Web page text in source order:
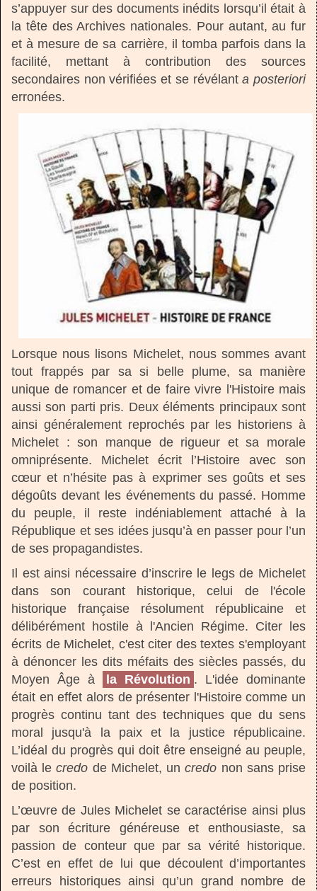
s’appuyer sur des documents inédits lorsqu’il était à
la tête des Archives nationales. Pour autant, au fur
et à mesure de sa carrière, il tomba parfois dans la
facilité, mettant à contribution des sources
secondaires non vérifiées et se révélanta posteriori
erronées.
Lorsque nous lisons Michelet, nous sommes avant
tout frappés par sa si belle plume, sa manière
unique de romancer et de faire vivre l'Histoire mais
aussi son parti pris. Deux éléments principaux sont
ainsi généralement reprochés par les historiens à
Michelet : son manque de rigueur et sa morale
omniprésente. Michelet écrit l’Histoire avec son
cœur et n’hésite pas à exprimer ses goûts et ses
dégoûts devant les événements du passé. Homme
du peuple, il reste indéniablement attaché à la
République et ses idées jusqu’à en passer pour l’un
de ses propagandistes.
Il est ainsi nécessaire d’inscrire le legs de Michelet
dans son courant historique, celui de l'école
historique française résolument républicaine et
délibérément hostile à l'Ancien Régime. Citer les
écrits de Michelet, c'est citer des textes s'employant
à dénoncer les dits méfaits des siècles passés, du
Moyen Âge à
la Révolution . L'idée dominante
était en effet alors de présenter l'Histoire comme un
progrès continu tant des techniques que du sens
moral jusqu'à la paix et la justice républicaine.
L’idéal du progrès qui doit être enseigné au peuple,
voilà lecredo de Michelet, uncredo non sans prise
de position.
L’œuvre de Jules Michelet se caractérise ainsi plus
par son écriture généreuse et enthousiaste, sa
passion de conteur que par sa vérité historique.
C’est en effet de lui que découlent d’importantes
erreurs historiques ainsi qu’un grand nombre de